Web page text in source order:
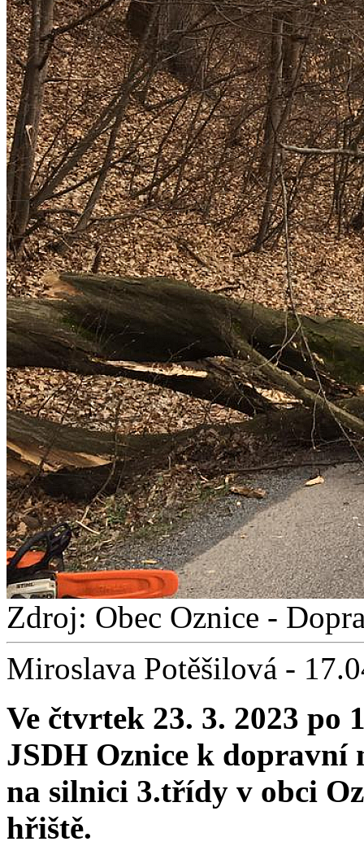
Zdroj: Obec Oznice -
Miroslava Potěšilová -
Ve čtvrtek 23. 3. 2023 po
JSDH Oznice k dopravní
na silnici 3.třídy v obci
hřiště.